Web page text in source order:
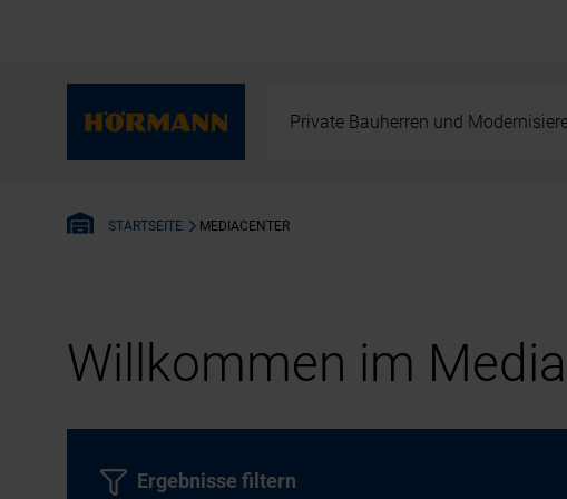
Private Bauherren und
STARTSEITE MEDIACENTER
Willkommen im
Ergebnisse filtern